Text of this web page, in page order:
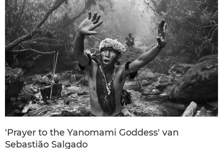
'Prayer to the Yanomami Goddess' van
Sebastião Salgado